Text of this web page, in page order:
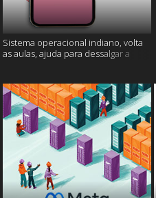
Sistema operacional indiano, volta
as aulas, ajuda para dessalgar a